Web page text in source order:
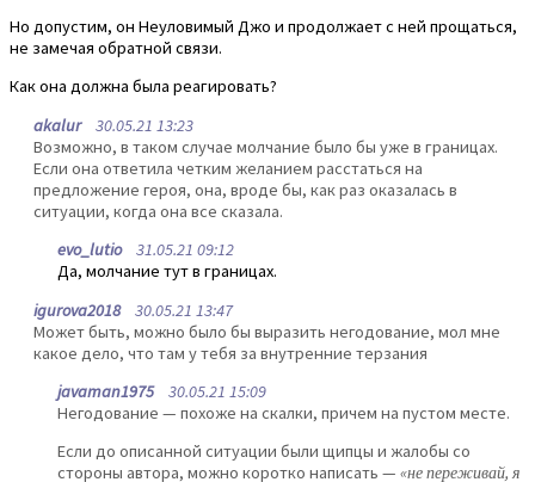
Но допустим, он Неуловимый Джо и продолжает с ней прощаться,
не замечая обратной связи.
Как она должна была реагировать?
akalur30.05.21 13:23
Возможно, в таком случае молчание было бы уже в границах.
Если она ответила четким желанием расстаться на
предложение героя, она, вроде бы, как раз оказалась в
ситуации, когда она все сказала.
evo_lutio31.05.21 09:12
Да, молчание тут в границах.
igurova201830.05.21 13:47
Может быть, можно было бы выразить негодование, мол мне
какое дело, что там у тебя за внутренние терзания
javaman197530.05.21 15:09
Негодование — похоже на скалки, причем на пустом месте.
Если до описанной ситуации были щипцы и жалобы со
стороны автора, можно коротко написать — «не переживай, я